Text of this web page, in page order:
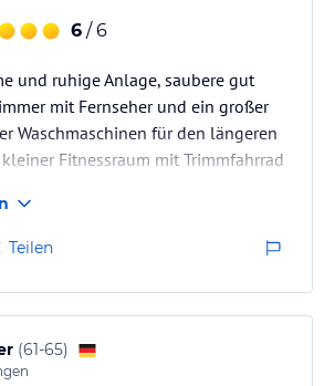
6 / 6
und ruhige Anlage, saubere gut
mit Fernseher und ein großer
Waschmaschinen für den längeren
Fitnessraum mit Trimmfahrrad
(keine 5 Minuten) und die
das Ganze ab.
dort ist bereits gebucht.
Teilen
(61-65)